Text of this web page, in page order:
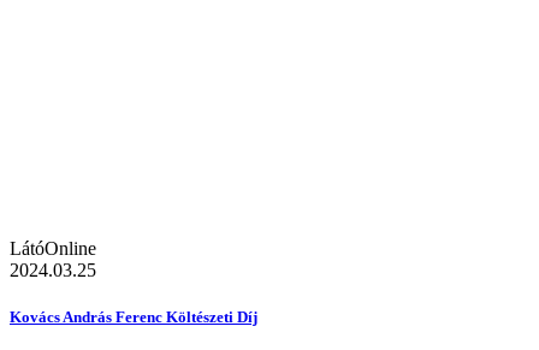
LátóOnline
2024.03.25
Kovács András Ferenc Költészeti Díj